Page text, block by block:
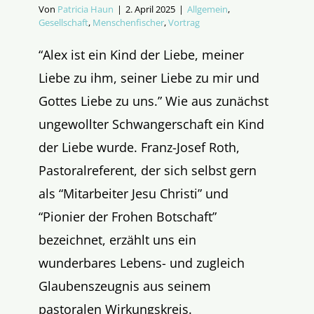
Von Patricia Haun | 2. April 2025 | Allgemein,
Gesellschaft, Menschenfischer,Vortrag
“Alex ist ein Kind der Liebe, meiner
Liebe zu ihm, seiner Liebe zu mir und
Gottes Liebe zu uns.” Wie aus zunächst
ungewollter Schwangerschaft ein Kind
der Liebe wurde. Franz-Josef Roth,
Pastoralreferent, der sich selbst gern
als “Mitarbeiter Jesu Christi” und
“Pionier der Frohen Botschaft”
bezeichnet, erzählt uns ein
wunderbares Lebens- und zugleich
Glaubenszeugnis aus seinem
pastoralen Wirkungskreis.